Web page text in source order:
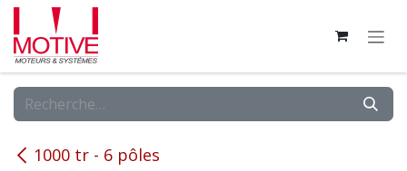
Se rendre au contenu
1000 tr - 6 pôles